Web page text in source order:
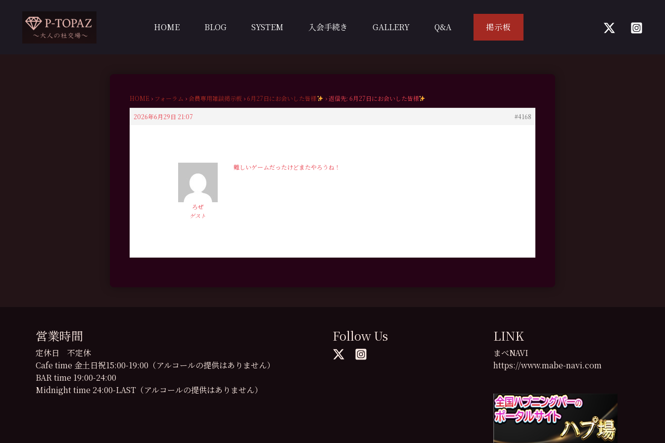
HOME BLOG SYSTEM 入会手続き GALLERY Q&A 掲示板
HOME › フォーラム › 会員専用雑談掲示板 › 6月27日にお会いした皆様 ›返信先: 6月27日にお会いした皆様
2026年6月29日 21:07 #4168
ろぜ
ゲスト
難しいゲームだったけどまたやろうね！
営業時間
定休日 不定休
Cafe time 金土日祝15:00-19:00（アルコールの提供はありません）
BAR time 19:00-24:00
Midnight time 24:00-LAST（アルコールの提供はありません）
Follow Us LINK
まべNAVI
https://www.mabe-navi.com